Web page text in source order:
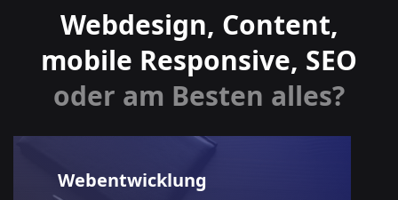
Webdesign, Content,
mobile Responsive, SEO
oder am Besten alles?
Webentwicklung